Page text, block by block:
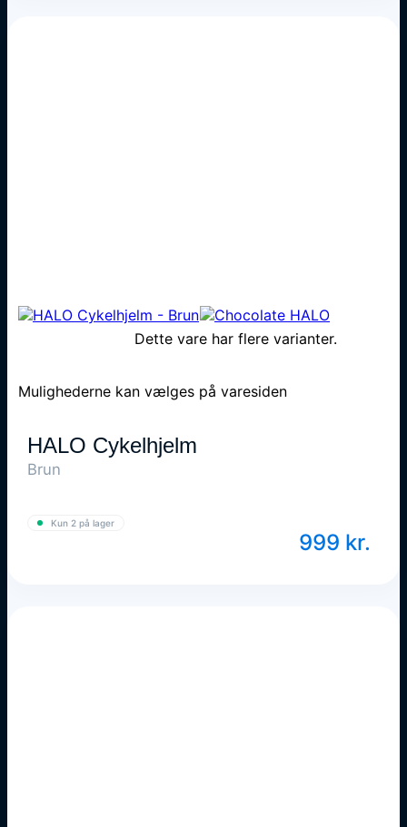
Dette vare har flere varianter.
Mulighederne kan vælges på varesiden
HALO Cykelhjelm
Brun
999 kr.
Kun 2 på lager